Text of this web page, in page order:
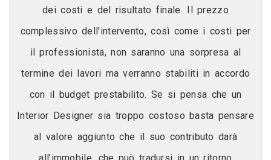
dei costi e del risultato finale. Il prezzo
complessivo dell’intervento, così come i costi per
il professionista, non saranno una sorpresa al
termine dei lavori ma verranno stabiliti in accordo
con il budget prestabilito. Se si pensa che un
Interior Designer sia troppo costoso basta pensare
al valore aggiunto che il suo contributo darà